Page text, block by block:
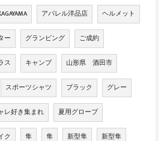
アパレル洋品店 ヘルメット
ー グランピング ご成約
ス キャンプ 山形県 酒田市
スポーツシャツ ブラック グレー
レ好き集まれ 夏用グローブ
ク 隼 隼 新型隼 新型隼